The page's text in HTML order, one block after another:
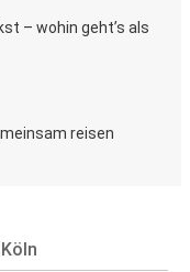
– wohin geht’s als
reisen
Köln